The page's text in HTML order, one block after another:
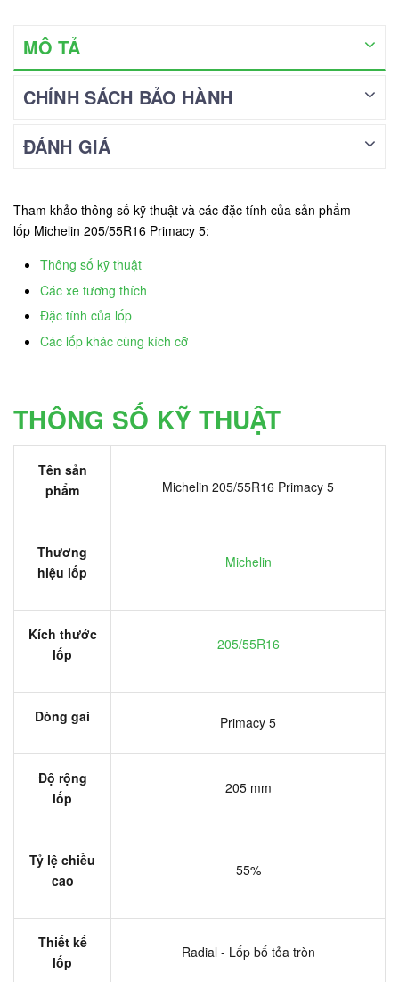
MÔ TẢ
CHÍNH SÁCH BẢO HÀNH
ĐÁNH GIÁ
Tham khảo thông số kỹ thuật và các đặc tính của sản phẩm
lốp Michelin 205/55R16 Primacy 5:
Thông số kỹ thuật
Các xe tương thích
Đặc tính của lốp
Các lốp khác cùng kích cỡ
THÔNG SỐ KỸ THUẬT
Tên sản
phẩm
Michelin 205/55R16 Primacy 5
Thương
hiệu lốp
Michelin
Kích thước
lốp
205/55R16
Dòng gai Primacy 5
Độ rộng
lốp
205 mm
Tỷ lệ chiều
cao
55%
Thiết kế
lốp
Radial - Lốp bố tỏa tròn